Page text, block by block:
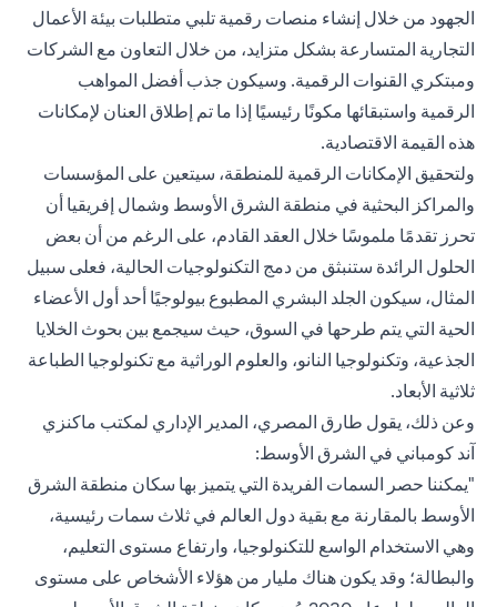
الجهود من خلال إنشاء منصات رقمية تلبي متطلبات بيئة الأعمال
التجارية المتسارعة بشكل متزايد، من خلال التعاون مع الشركات
ومبتكري القنوات الرقمية. وسيكون جذب أفضل المواهب
الرقمية واستبقائها مكونًا رئيسيًا إذا ما تم إطلاق العنان لإمكانات
هذه القيمة الاقتصادية.
ولتحقيق الإمكانات الرقمية للمنطقة، سيتعين على المؤسسات
والمراكز البحثية في منطقة الشرق الأوسط وشمال إفريقيا أن
تحرز تقدمًا ملموسًا خلال العقد القادم، على الرغم من أن بعض
الحلول الرائدة ستنبثق من دمج التكنولوجيات الحالية، فعلى سبيل
المثال، سيكون الجلد البشري المطبوع بيولوجيًا أحد أول الأعضاء
الحية التي يتم طرحها في السوق، حيث سيجمع بين بحوث الخلايا
الجذعية، وتكنولوجيا النانو، والعلوم الوراثية مع تكنولوجيا الطباعة
ثلاثية الأبعاد.
وعن ذلك، يقول طارق المصري، المدير الإداري لمكتب ماكنزي
آند كومباني في الشرق الأوسط:
"يمكننا حصر السمات الفريدة التي يتميز بها سكان منطقة الشرق
الأوسط بالمقارنة مع بقية دول العالم في ثلاث سمات رئيسية،
وهي الاستخدام الواسع للتكنولوجيا، وارتفاع مستوى التعليم،
والبطالة؛ وقد يكون هناك مليار من هؤلاء الأشخاص على مستوى